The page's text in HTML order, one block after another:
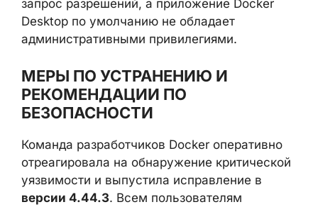
запрос разрешений, а приложение Docker
Desktop по умолчанию не обладает
административными привилегиями.
МЕРЫ ПО УСТРАНЕНИЮ И
РЕКОМЕНДАЦИИ ПО
БЕЗОПАСНОСТИ
Команда разработчиков Docker оперативно
отреагировала на обнаружение критической
уязвимости и выпустила исправление в
версии 4.44.3. Всем пользователям